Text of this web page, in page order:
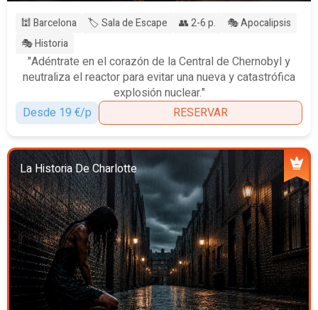
🕍 Barcelona 🏷️ Sala de Escape 👥 2-6 p.
🎭 Apocalipsis
🎭 Historia
"Adéntrate en el corazón de la Central de Chernobyl y
neutraliza el reactor para evitar una nueva y catastrófica
explosión nuclear."
Desde 19 €/p
RESERVAR
La Historia De Charlotte